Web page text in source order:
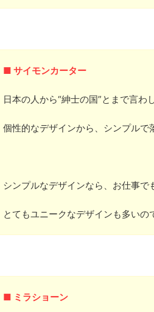
■ サイモンカーター
日本の人から“紳士の国”とまで言わ
個性的なデザインから、シンプルで
シンプルなデザインなら、お仕事で
とてもユニークなデザインも多いの
■ ミラショーン